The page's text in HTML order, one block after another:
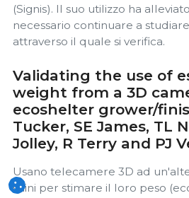
(Signis). Il suo utilizzo ha
necessario continuare a
attraverso il quale si verifica.
Validating the use of
weight from a 3D
ecoshelter grower/
Tucker, SE James, TL
Jolley, R Terry and PJ
Usano telecamere 3D ad
suini per stimare il loro peso